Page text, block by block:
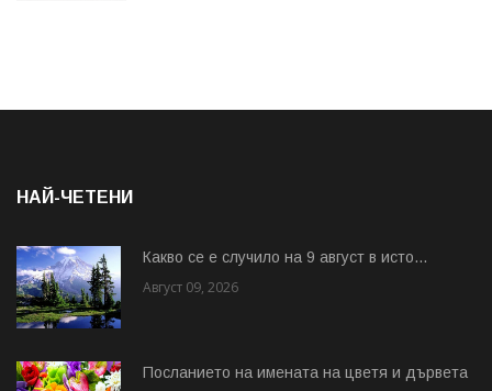
НАЙ-ЧЕТЕНИ
Какво се е случило на 9 август в исто...
Август 09, 2026
Посланието на имената на цветя и дървета